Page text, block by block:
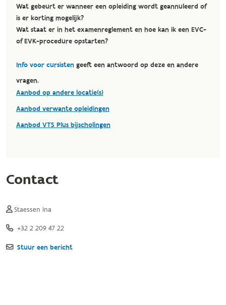
Wat gebeurt er wanneer een opleiding wordt geannuleerd of
is er korting mogelijk?
Wat staat er in het examenreglement en hoe kan ik een EVC-
of EVK-procedure opstarten?
Info voor cursistengeeft een antwoord op deze en andere
vragen.
Aanbod op andere locatie(s)
Aanbod verwante opleidingen
Aanbod VTS Plus bijscholingen
Contact
Staessen Ina
+32 2 209 47 22
Stuur een bericht